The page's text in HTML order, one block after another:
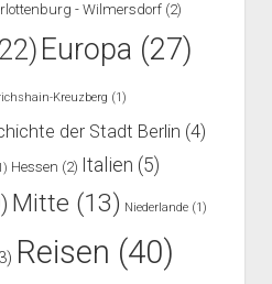
- Wilmersdorf(2)
Europa (27)
Kreuzberg (1)
der Stadt Berlin (4)
Hessen (2) Italien (5)
Mitte (13) Niederlande(1)
Reisen (40)